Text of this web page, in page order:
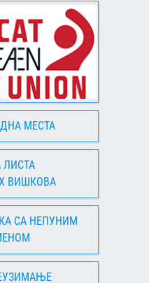
МЕСТА
ЛИСТА
ВИШКОВА
СА НЕПУНИМ